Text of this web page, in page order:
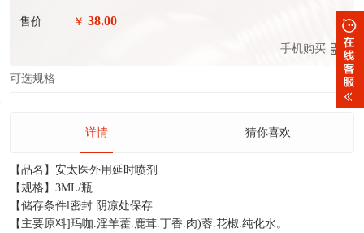
售价 ￥ 38.00
手机购买
可选规格
详情 猜你喜欢
【品名】安太医外用延时喷剂
【规格】3ML/瓶
【储存条件l密封.阴凉处保存
【主要原料]玛咖.淫羊藿.鹿茸.丁香.肉)蓉.花椒.纯化水。